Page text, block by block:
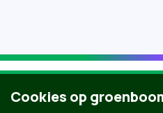
Cookies op